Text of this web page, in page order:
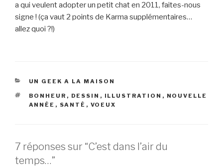
a qui veulent adopter un petit chat en 2011, faites-nous
signe ! (ça vaut 2 points de Karma supplémentaires…
allez quoi ?!)
CATÉGORIES
UN GEEK A LA MAISON
ÉTIQUETTES
BONHEUR , DESSIN , ILLUSTRATION , NOUVELLE
ANNÉE , SANTÉ , VOEUX
7 réponses sur “C’est dans l’air du
temps…”